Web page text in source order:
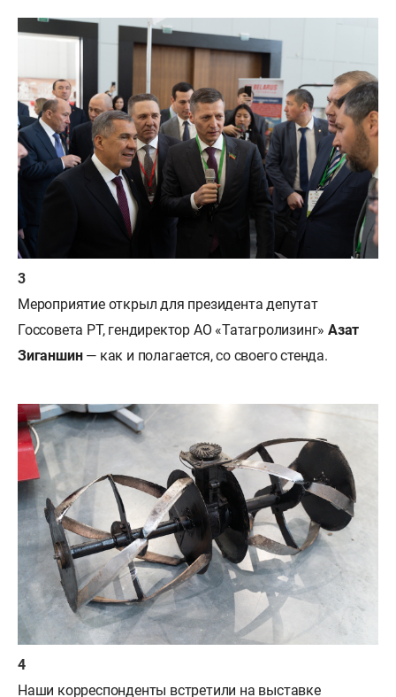
Мероприятие открыл для президента депутат
Госсовета РТ, гендиректор АО «Татагролизинг» Азат
Зиганшин— как и полагается, со своего стенда.
Наши корреспонденты встретили на выставке